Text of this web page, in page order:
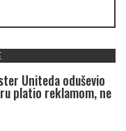
Uniteda oduševio
platio reklamom, ne